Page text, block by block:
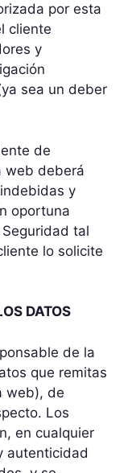
por esta
cliente
y
sea un deber
de
web deberá
y
oportuna
tal
lo solicite
DATOS
de la
que remitas
web), de
Los
en cualquier
autenticidad